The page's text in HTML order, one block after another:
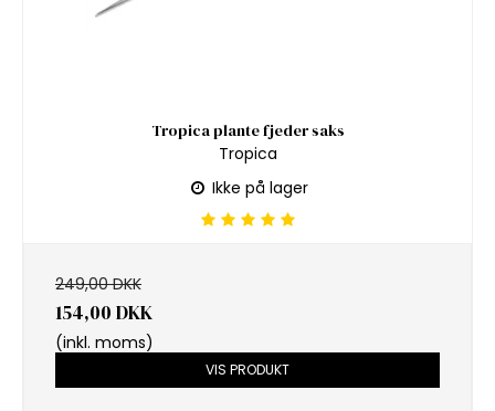
Tropica plante fjeder saks
Tropica
Ikke på lager
249,00 DKK
154,00 DKK
(inkl. moms)
VIS PRODUKT